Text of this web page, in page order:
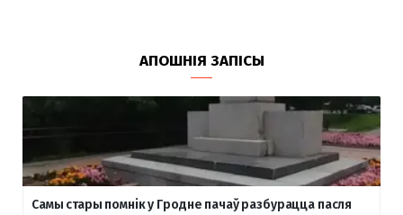
АПОШНІЯ ЗАПІСЫ
Самы стары помнік у Гродне пачаў разбурацца пасля